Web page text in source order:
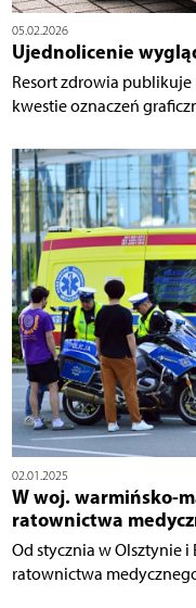
05.02.2026
Ujednolicenie
Resort zdrowia
kwestie oznaczeń
02.01.2025
W woj. warmińsko-
ratownictwa
Od stycznia w Olsztynie
ratownictwa